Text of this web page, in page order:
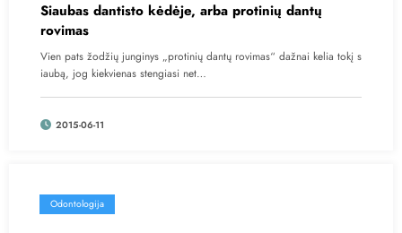
Siaubas dantisto kėdėje, arba protinių dantų
rovimas
Vien pats žodžių junginys „protinių dantų rovimas“ dažnai kelia tokį s
iaubą, jog kiekvienas stengiasi net…
2015-06-11
Odontologija